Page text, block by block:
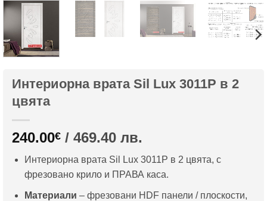
Интериорна врата Sil Lux 3011P в 2
цвята
240.00€ / 469.40 лв.
Интериорна врата Sil Lux 3011P в 2 цвята, с
фрезовано крило и ПРАВА каса.
Материали – фрезовани HDF панели / плоскости,